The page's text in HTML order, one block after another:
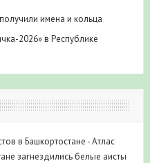
имена и кольца
2026» в Республике
в Башкортостане - Атлас
загнездились белые аисты